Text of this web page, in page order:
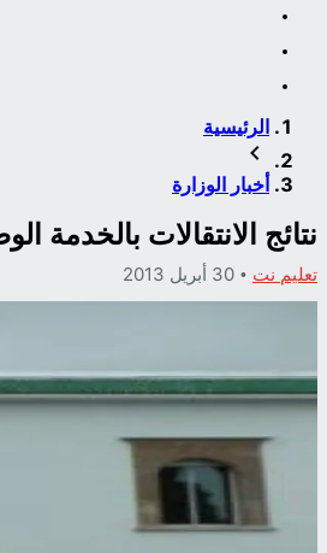
الرئيسية
أخبار الوزارة
نتائج الانتقالات بالخدمة
تعليم نت 30 أبريل 2013